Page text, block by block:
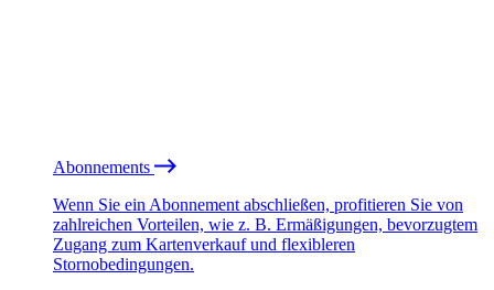
Abonnements
Wenn Sie ein Abonnement abschließen, profitieren Sie von
zahlreichen Vorteilen, wie z. B. Ermäßigungen, bevorzugtem
Zugang zum Kartenverkauf und flexibleren
Stornobedingungen.